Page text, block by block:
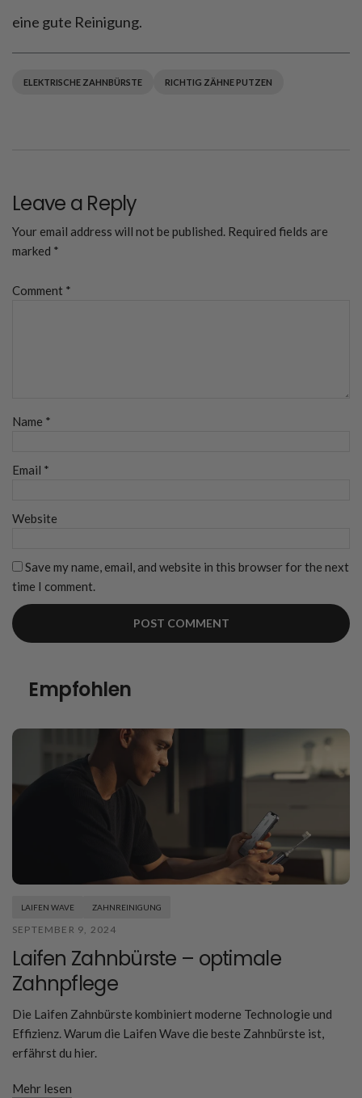
eine gute Reinigung.
ELEKTRISCHE ZAHNBÜRSTE RICHTIG ZÄHNE PUTZEN
Leave a Reply
Your email address will not be published. Required fields are
marked *
Comment *
Name *
Email *
Website
Save my name, email, and website in this browser for the next
time I comment.
Empfohlen
LAIFEN WAVE ZAHNREINIGUNG
SEPTEMBER 9, 2024
Laifen Zahnbürste – optimale
Zahnpflege
Die Laifen Zahnbürste kombiniert moderne Technologie und
Effizienz. Warum die Laifen Wave die beste Zahnbürste ist,
erfährst du hier.
Mehr lesen